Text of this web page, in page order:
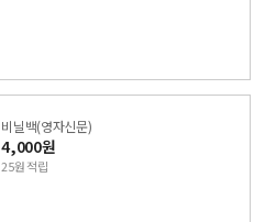
비닐백(영자신문)
4,000원
25원 적립